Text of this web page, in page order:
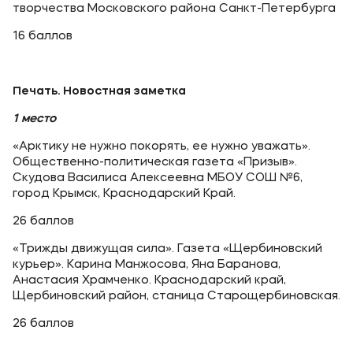
творчества Московского района Санкт-Петербурга
16 баллов
Печать. Новостная заметка
1 место
«Арктику не нужно покорять, ее нужно уважать».
Общественно-политическая газета «Призыв».
Скудова Василиса Алексеевна МБОУ СОШ №6,
город Крымск, Краснодарский Край.
26 баллов
«Трижды движущая сила». Газета «Щербиновский
курьер». Карина Манжосова, Яна Баранова,
Анастасия Храмченко. Краснодарский край,
Щербиновский район, станица Старощербиновская.
26 баллов